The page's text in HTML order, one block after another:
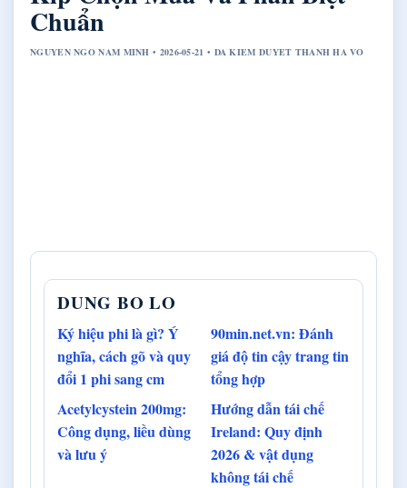
Chuẩn
NGUYEN NGO NAM MINH • 2026-05-21 • DA KIEM DUYET THANH HA VO
DUNG BO LO
Ký hiệu phi là gì? Ý
nghĩa, cách gõ và quy
đổi 1 phi sang cm
90min.net.vn: Đánh
giá độ tin cậy trang tin
tổng hợp
Acetylcystein 200mg:
Công dụng, liều dùng
và lưu ý
Hướng dẫn tái chế
Ireland: Quy định
2026 & vật dụng
không tái chế